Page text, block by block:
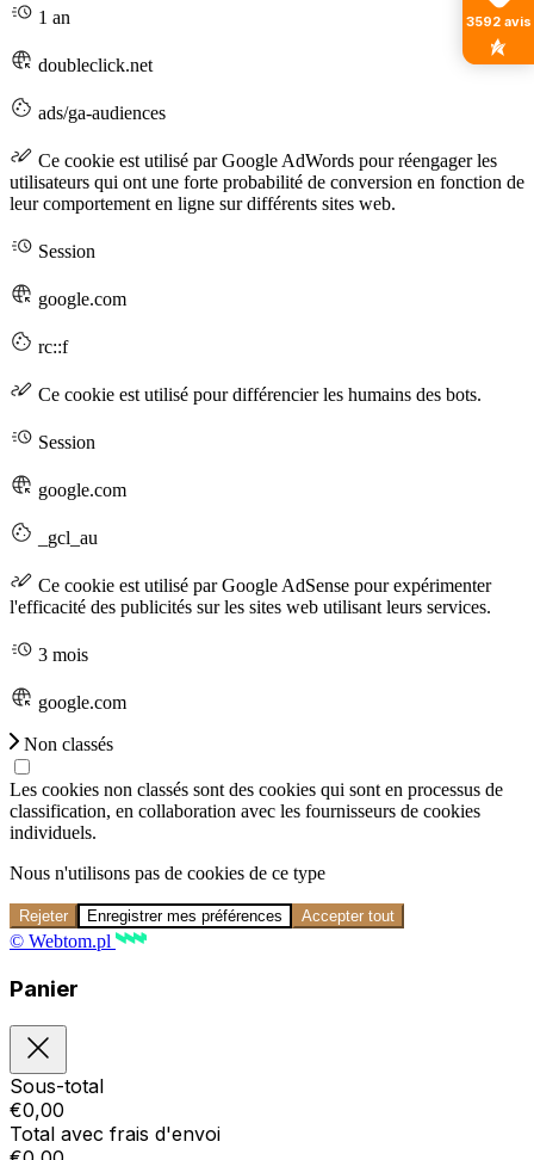
3592 avis
1 an
doubleclick.net
ads/ga-audiences
Ce cookie est utilisé par Google AdWords pour réengager les
utilisateurs qui ont une forte probabilité de conversion en fonction de
leur comportement en ligne sur différents sites web.
Session
google.com
rc::f
Ce cookie est utilisé pour différencier les humains des bots.
Session
google.com
_gcl_au
Ce cookie est utilisé par Google AdSense pour expérimenter
l'efficacité des publicités sur les sites web utilisant leurs services.
3 mois
google.com
Non classés
Les cookies non classés sont des cookies qui sont en processus de
classification, en collaboration avec les fournisseurs de cookies
individuels.
Nous n'utilisons pas de cookies de ce type
Rejeter Enregistrer mes préférences Accepter tout
© Webtom.pl
Panier
Sous-total
€0,00
Total avec frais d'envoi